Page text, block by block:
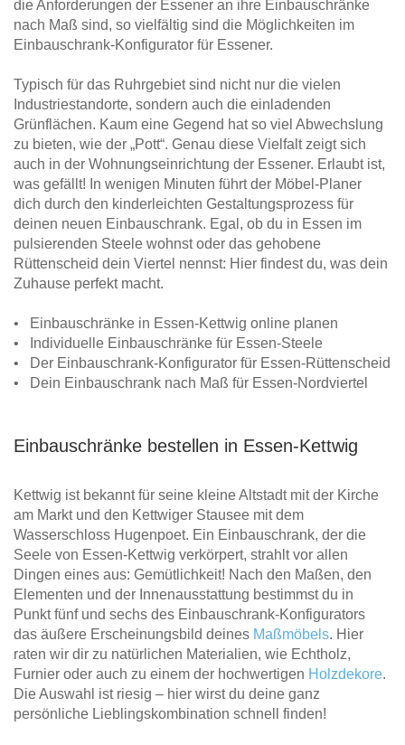
die Anforderungen der Essener an ihre Einbauschränke
nach Maß sind, so vielfältig sind die Möglichkeiten im
Einbauschrank-Konfigurator für Essener.
Typisch für das Ruhrgebiet sind nicht nur die vielen
Industriestandorte, sondern auch die einladenden
Grünflächen. Kaum eine Gegend hat so viel Abwechslung
zu bieten, wie der „Pott“. Genau diese Vielfalt zeigt sich
auch in der Wohnungseinrichtung der Essener. Erlaubt ist,
was gefällt! In wenigen Minuten führt der Möbel-Planer
dich durch den kinderleichten Gestaltungsprozess für
deinen neuen Einbauschrank. Egal, ob du in Essen im
pulsierenden Steele wohnst oder das gehobene
Rüttenscheid dein Viertel nennst: Hier findest du, was dein
Zuhause perfekt macht.
• Einbauschränke in Essen-Kettwig online planen
• Individuelle Einbauschränke für Essen-Steele
• Der Einbauschrank-Konfigurator für Essen-Rüttenscheid
• Dein Einbauschrank nach Maß für Essen-Nordviertel
Einbauschränke bestellen in Essen-Kettwig
Kettwig ist bekannt für seine kleine Altstadt mit der Kirche
am Markt und den Kettwiger Stausee mit dem
Wasserschloss Hugenpoet. Ein Einbauschrank, der die
Seele von Essen-Kettwig verkörpert, strahlt vor allen
Dingen eines aus: Gemütlichkeit! Nach den Maßen, den
Elementen und der Innenausstattung bestimmst du in
Punkt fünf und sechs des Einbauschrank-Konfigurators
das äußere Erscheinungsbild deines Maßmöbels. Hier
raten wir dir zu natürlichen Materialien, wie Echtholz,
Furnier oder auch zu einem der hochwertigen Holzdekore.
Die Auswahl ist riesig – hier wirst du deine ganz
persönliche Lieblingskombination schnell finden!